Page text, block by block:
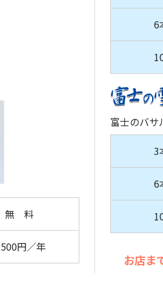
無 料
円／年
6
富士のバサ
3
6
お店ま